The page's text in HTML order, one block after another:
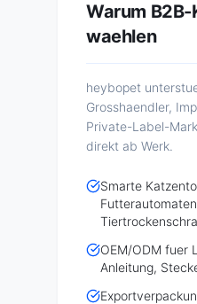
Warum
waehlen
heybopet
Grosshaendler,
Private-Label-
direkt ab Werk.
Smarte
OEM/ODM fuer
Anleitung,